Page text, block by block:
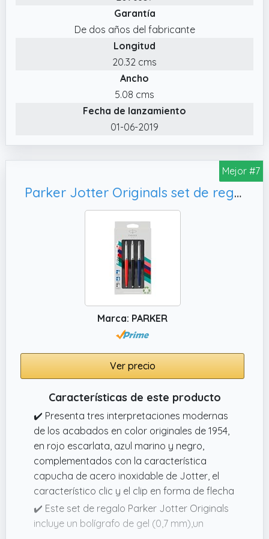
Garantía
De dos años del fabricante
Longitud
20.32 cms
Ancho
5.08 cms
Fecha de lanzamiento
01-06-2019
Mejor #7
Parker Jotter Originals set de regalo Trio | Bolígrafo de punta de bolabolígrafo de gel y portaminas | Hecho con un 55% de materiales reciclados* | Regalo de graduación perfecto y el colegio
Marca: PARKER
Ver precio
Características de este producto
✔️ Presenta tres interpretaciones modernas
de los acabados en color originales de 1954,
en rojo escarlata, azul marino y negro,
complementados con la característica
capucha de acero inoxidable de Jotter, el
característico clic y el clip en forma de flecha
✔️ Este set de regalo Parker Jotter Originals
incluye un bolígrafo de gel (0,7 mm),un